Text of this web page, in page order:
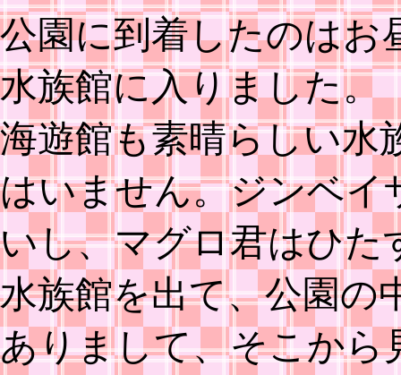
公園に到着したのはお
水族館に入りました。
海遊館も素晴らしい水
はいません。ジンベイ
いし、マグロ君はひた
水族館を出て、公園の
ありまして、そこから